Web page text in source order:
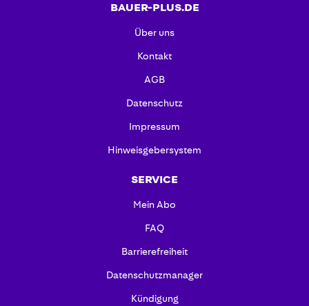
BAUER-PLUS.DE
Über uns
Kontakt
AGB
Datenschutz
Impressum
Hinweisgebersystem
SERVICE
Mein Abo
FAQ
Barrierefreiheit
Datenschutzmanager
Kündigung